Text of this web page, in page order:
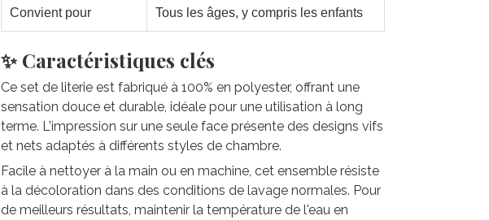
Convient pour Tous les âges, y compris les enfants
✨ Caractéristiques clés
Ce set de literie est fabriqué à 100% en polyester, offrant une
sensation douce et durable, idéale pour une utilisation à long
terme. L'impression sur une seule face présente des designs vifs
et nets adaptés à différents styles de chambre.
Facile à nettoyer à la main ou en machine, cet ensemble résiste
à la décoloration dans des conditions de lavage normales. Pour
de meilleurs résultats, maintenir la température de l'eau en